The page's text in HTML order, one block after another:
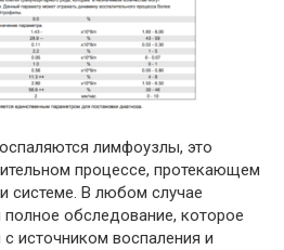
лимфоузлы, это
процессе, протекающем
системе. В любом случае
обследование, которое
источником воспаления и